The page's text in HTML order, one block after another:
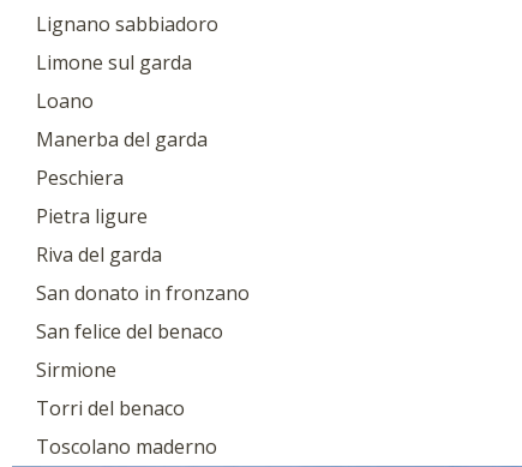
Lignano sabbiadoro
Limone sul garda
Loano
Manerba del garda
Peschiera
Pietra ligure
Riva del garda
San donato in fronzano
San felice del benaco
Sirmione
Torri del benaco
Toscolano maderno